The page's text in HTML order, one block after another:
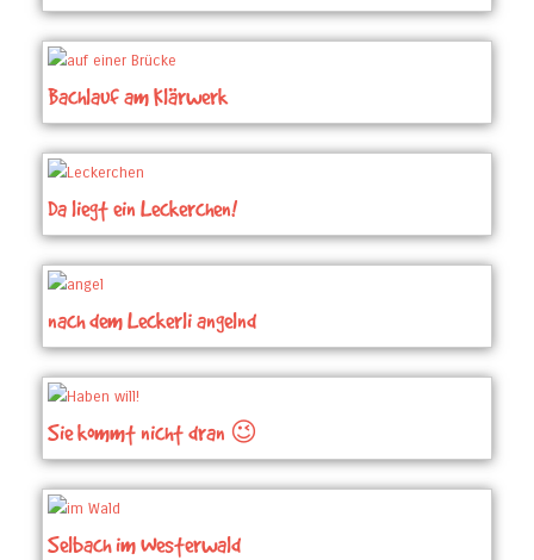
Bachlauf am Klärwerk
Da liegt ein Leckerchen!
nach dem Leckerli angelnd
Sie kommt nicht dran 😉
Selbach im Westerwald